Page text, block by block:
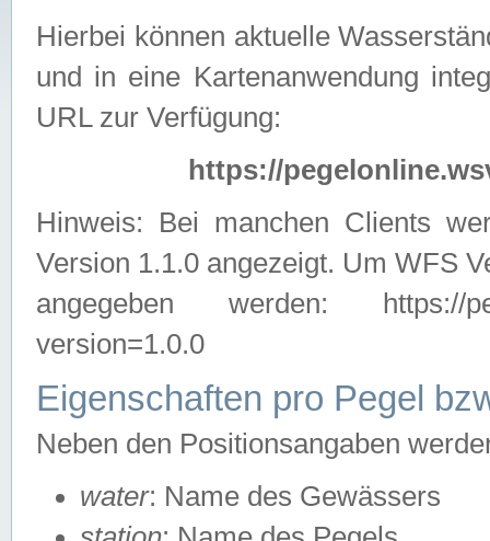
Hierbei können aktuelle
und in eine Kartenanwendung
URL zur Verfügung:
https://
Hinweis: Bei manchen Clients
Version 1.1.0 angezeigt. Um WFS
angegeben werden: https://
version=1.0.0
Eigenschaften pro Pegel
Neben den Positionsangaben
water: Name des Gewässers